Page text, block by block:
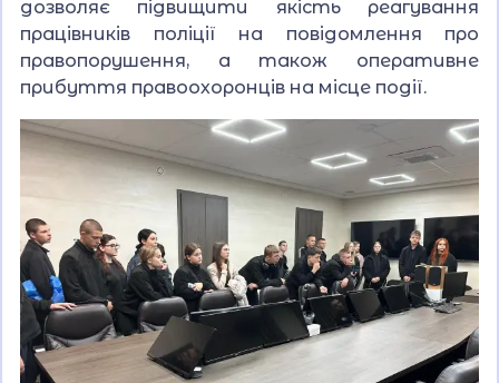
дозволяє підвищити якість реагування
працівників поліції на повідомлення про
правопорушення, а також оперативне
прибуття правоохоронців на місце події.